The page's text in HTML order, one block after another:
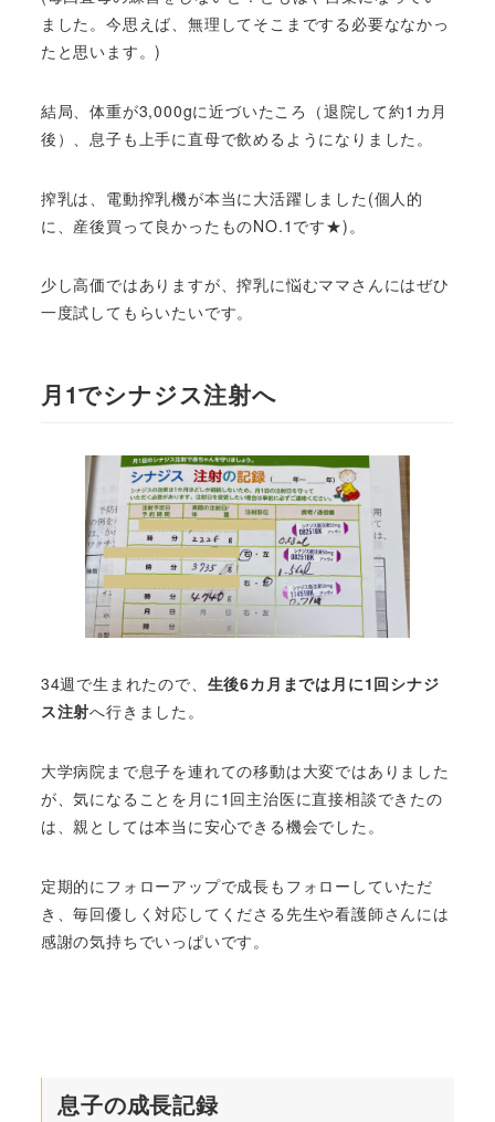
ました。今思えば、無理してそこまでする必要ななかっ
たと思います。)
結局、体重が3,000gに近づいたころ（退院して約1カ月
後）、息子も上手に直母で飲めるようになりました。
搾乳は、電動搾乳機が本当に大活躍しました(個人的
に、産後買って良かったものNO.1です★)。
少し高価ではありますが、搾乳に悩むママさんにはぜひ
一度試してもらいたいです。
月1でシナジス注射へ
34週で生まれたので、 生後6カ月までは月に1回シナジ
ス注射へ行きました。
大学病院まで息子を連れての移動は大変ではありました
が、気になることを月に1回主治医に直接相談できたの
は、親としては本当に安心できる機会でした。
定期的にフォローアップで成長もフォローしていただ
き、毎回優しく対応してくださる先生や看護師さんには
感謝の気持ちでいっぱいです。
息子の成長記録